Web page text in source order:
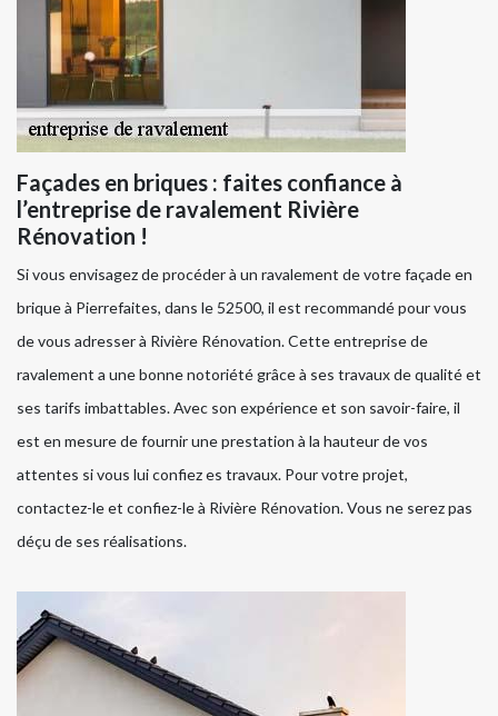
Façades en briques : faites confiance à
l’entreprise de ravalement Rivière
Rénovation !
Si vous envisagez de procéder à un ravalement de votre façade en
brique à Pierrefaites, dans le 52500, il est recommandé pour vous
de vous adresser à Rivière Rénovation. Cette entreprise de
ravalement a une bonne notoriété grâce à ses travaux de qualité et
ses tarifs imbattables. Avec son expérience et son savoir-faire, il
est en mesure de fournir une prestation à la hauteur de vos
attentes si vous lui confiez es travaux. Pour votre projet,
contactez-le et confiez-le à Rivière Rénovation. Vous ne serez pas
déçu de ses réalisations.